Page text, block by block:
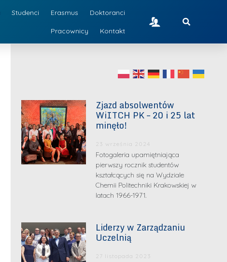
Studenci Erasmus Doktoranci
Pracownicy Kontakt
Zjazd absolwentów
WiITCH PK – 20 i 25 lat
minęło!
23 września 2024
Fotogaleria upamiętniająca
pierwszy rocznik studentów
kształcących się na Wydziale
Chemii Politechniki Krakowskiej w
latach 1966-1971.
Liderzy w Zarządzaniu
Uczelnią
27 listopada 2023